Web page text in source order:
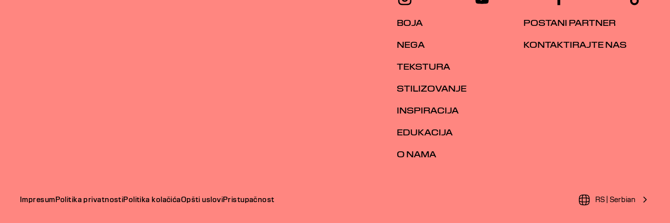
BOJA
NEGA
TEKSTURA
STILIZOVANJE
INSPIRACIJA
EDUKACIJA
O NAMA
POSTANI PARTNER
KONTAKTIRAJTE NAS
ImpresumPolitika privatnostiPolitika kolačićaOpšti usloviPristupačnost RS | Serbian